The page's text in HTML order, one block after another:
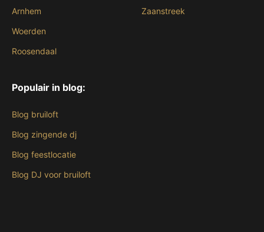
Arnhem
Woerden
Roosendaal
Zaanstreek
Populair in blog:
Blog bruiloft
Blog zingende dj
Blog feestlocatie
Blog DJ voor bruiloft